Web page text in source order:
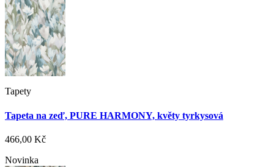
Tapety
Tapeta na zeď, PURE HARMONY, květy tyrkysová
466,00 Kč
Novinka